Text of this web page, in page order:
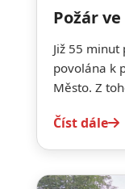
Požár
Již 55
povolána k
Město. Z
Číst dále